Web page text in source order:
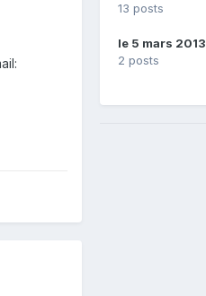
13 posts
le 5 mars 2013
2 posts